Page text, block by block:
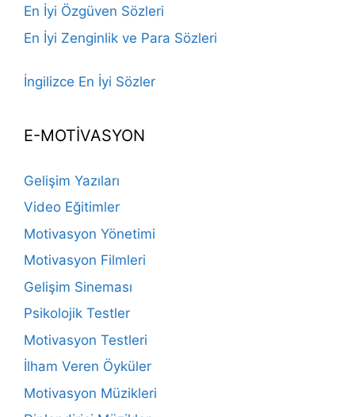
En İyi Özgüven Sözleri
En İyi Zenginlik ve Para Sözleri
İngilizce En İyi Sözler
E-MOTİVASYON
Gelişim Yazıları
Video Eğitimler
Motivasyon Yönetimi
Motivasyon Filmleri
Gelişim Sineması
Psikolojik Testler
Motivasyon Testleri
İlham Veren Öyküler
Motivasyon Müzikleri